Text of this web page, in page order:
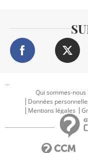
...
Qui sommes-nous
Données
Mentions légales